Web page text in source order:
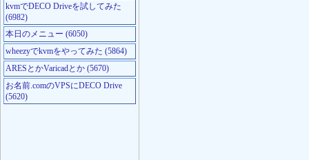
kvmでDECO Driveを試してみた
(6982)
本日のメニュー (6050)
wheezyでkvmをやってみた (5864)
ARESとかVaricadとか (5670)
お名前.comのVPSにDECO Drive
(5620)